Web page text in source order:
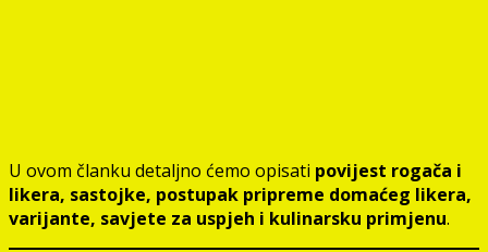
U ovom članku detaljno ćemo opisati povijest rogača i
likera, sastojke, postupak pripreme domaćeg likera,
varijante, savjete za uspjeh i kulinarsku primjenu.